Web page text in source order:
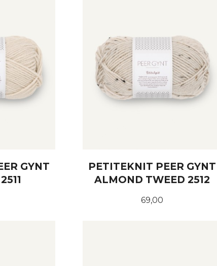
GYNT
PETITEKNIT PEER GYNT
ALMOND TWEED 2512
Pris
69,00